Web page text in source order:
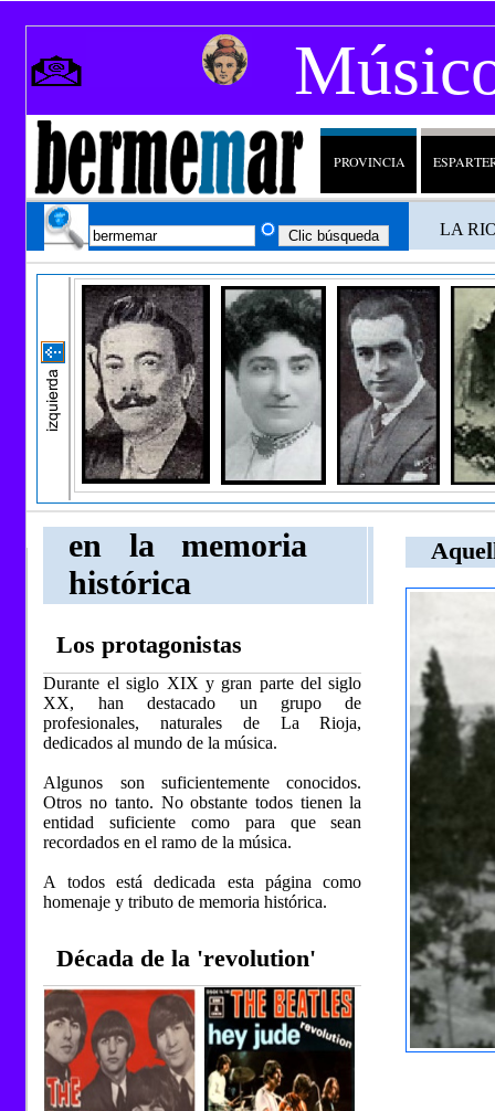
PROVINCIA
LA
en la memoria
histórica
Los protagonistas
Durante el siglo XIX y gran parte del siglo
XX, han destacado un grupo de
profesionales, naturales de La Rioja,
dedicados al mundo de la música.
Algunos son suficientemente conocidos.
Otros no tanto. No obstante todos tienen la
entidad suficiente como para que sean
recordados en el ramo de la música.
A todos está dedicada esta página como
homenaje y tributo de memoria histórica.
Década de la 'revolution'